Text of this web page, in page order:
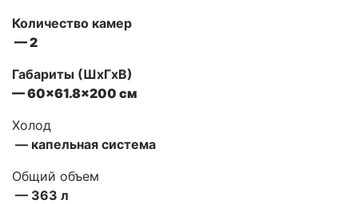
Количество камер
— 2
Габариты (ШxГxВ)
— 60×61.8×200 см
Холод
— капельная система
Общий объем
— 363 л